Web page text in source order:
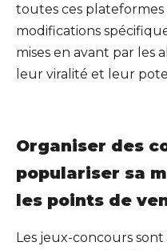
toutes ces plateformes
modifications
mises en avant par les
leur viralité et leur
Organiser des
populariser sa
les points de
Les jeux-concours